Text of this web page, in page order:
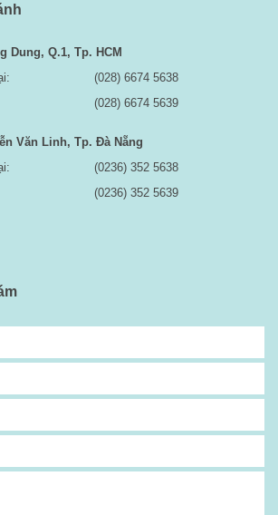
Dung, Q.1, Tp. HCM
(028) 6674 5638
(028) 6674 5639
Văn Linh, Tp. Đà Nẵng
(0236) 352 5638
(0236) 352 5639